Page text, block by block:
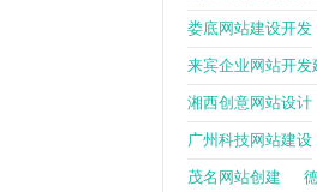
娄底网站建设开发
来宾企业网站开发
湘西创意网站设计
广州科技网站建设
茂名网站创建